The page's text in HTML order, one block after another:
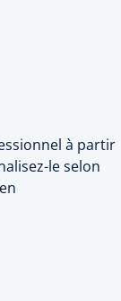
à partir
le selon